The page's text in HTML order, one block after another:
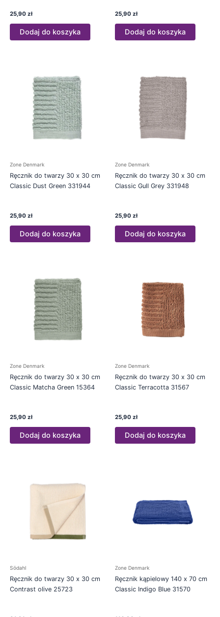
25,90 zł
Dodaj do koszyka
25,90 zł
Dodaj do koszyka
Zone Denmark
Ręcznik do twarzy 30 x 30 cm
Classic Dust Green 331944
25,90 zł
Dodaj do koszyka
Zone Denmark
Ręcznik do twarzy 30 x 30 cm
Classic Gull Grey 331948
25,90 zł
Dodaj do koszyka
Zone Denmark
Ręcznik do twarzy 30 x 30 cm
Classic Matcha Green 15364
25,90 zł
Dodaj do koszyka
Zone Denmark
Ręcznik do twarzy 30 x 30 cm
Classic Terracotta 31567
25,90 zł
Dodaj do koszyka
Södahl
Ręcznik do twarzy 30 x 30 cm
Contrast olive 25723
Zone Denmark
Ręcznik kąpielowy 140 x 70 cm
Classic Indigo Blue 31570